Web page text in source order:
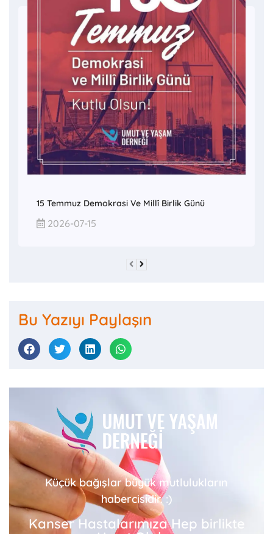
15 Temmuz Demokrasi Ve Millî Birlik Günü
2026-07-15
Bu Yazıyı Paylaşın
Küçük bağışlar büyük mutlulukların
habercisidir. :)
Kanser Hastalarımıza Hep birlikte